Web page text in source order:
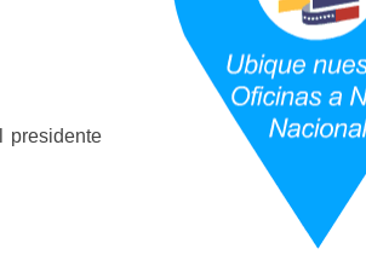
Conducir Segundo Grado (2°) –
Transporte
presidente